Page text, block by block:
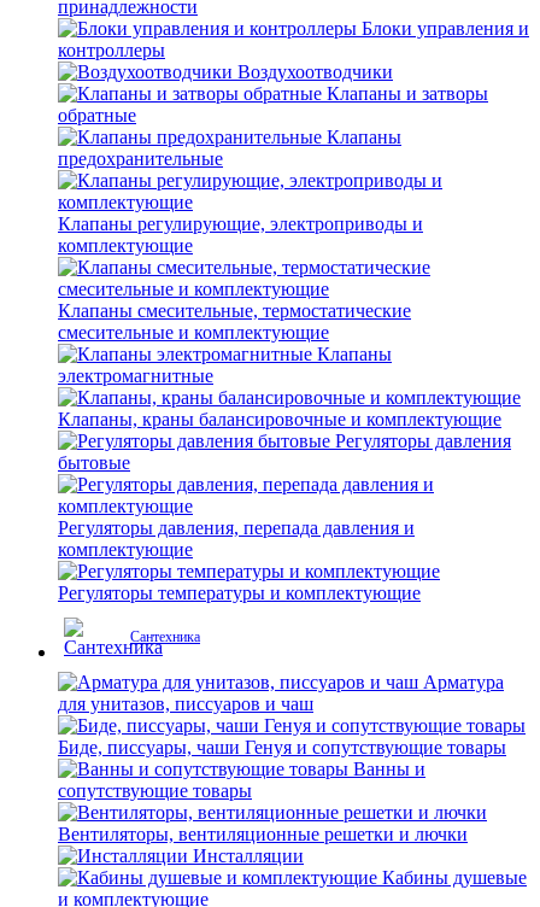
принадлежности
Блоки управления и
контроллеры
Воздухоотводчики
Клапаны и затворы
обратные
Клапаны
предохранительные
Клапаны регулирующие, электроприводы и
комплектующие
Клапаны смесительные, термостатические
смесительные и комплектующие
Клапаны
электромагнитные
Клапаны, краны балансировочные и комплектующие
Регуляторы давления
бытовые
Регуляторы давления, перепада давления и
комплектующие
Регуляторы температуры и комплектующие
Сантехника
Арматура
для унитазов, писсуаров и чаш
Биде, писсуары, чаши Генуя и сопутствующие товары
Ванны и
сопутствующие товары
Вентиляторы, вентиляционные решетки и лючки
Инсталляции
Кабины душевые
и комплектующие